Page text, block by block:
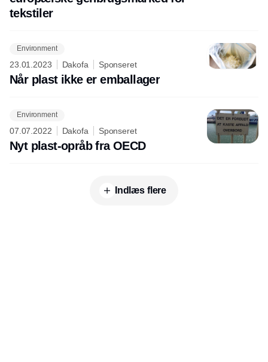
tekstiler
Environment
23.01.2023 Dakofa Sponseret
Når plast ikke er emballager
Environment
07.07.2022 Dakofa Sponseret
Nyt plast-opråb fra OECD
Indlæs flere